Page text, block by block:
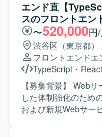
具体的には、メール
び設定、リスト操作
など、各種マーケテ
っていただきます。 【求める人物像】 MA運用におけるル
ールやテンプレート
方を求めています。
応を丁寧に行い、安
ましいです。 【ポジションの魅力】 MA運用の実務を通じ
て、マーケティング
ことができます。属
エンド直【
スのフロントエン
〜520,000円/
渋谷区（東京都）
フロントエンドエ
TypeScript ・ React
【募集背景】 Web
した体制強化のための募集とな
および新規Webサー